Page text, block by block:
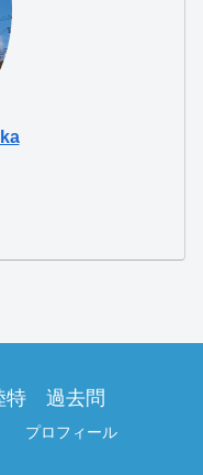
特 過去問
プロフィール